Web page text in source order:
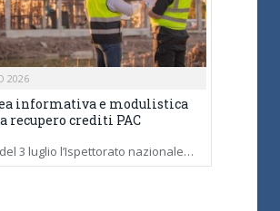
2026
informativa e modulistica
recupero crediti PAC
3 luglio l’Ispettorato nazionale…